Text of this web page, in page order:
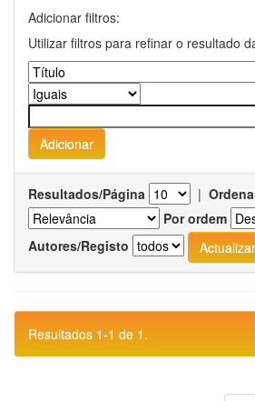
Adicionar filtros:
Utilizar filtros para refinar o resultado
Resultados/Página |
Por ordem
Autores/Registo
Resultados 1-1 de 1.